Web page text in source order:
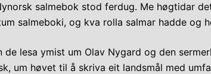
salmebok stod ferdug. Me høgtidar
salmeboki, og kva rolla salmar hadde og
lesa ymist um Olav Nygard og den
um høvet til å skriva eit landsmål med